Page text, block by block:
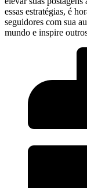
essas ​estratégias, é
seguidores com‌ sua
mundo e inspire